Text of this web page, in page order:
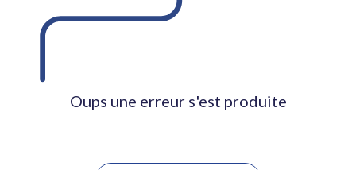
Oups une erreur s'est produite